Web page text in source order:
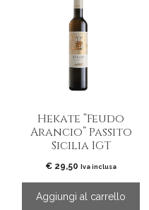
Hekate “Feudo
Arancio” Passito
Sicilia IGT
€29,50 Iva inclusa
Aggiungi al carrello